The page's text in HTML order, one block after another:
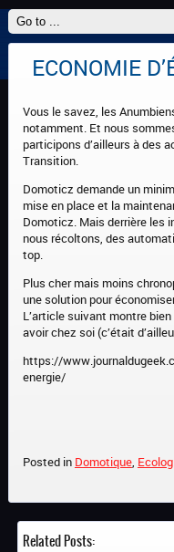
ECONOMIE
Vous le savez, les
notamment. Et nous
participons d’ailleurs à des
Transition.
Domoticz demande un
mise en place et la
Domoticz. Mais derrière les
nous récoltons, des
top.
Plus cher mais moins
une solution pour
L’article suivant montre
avoir chez soi (c’était
https://
energie/
Posted in Domotique,
Related Posts: